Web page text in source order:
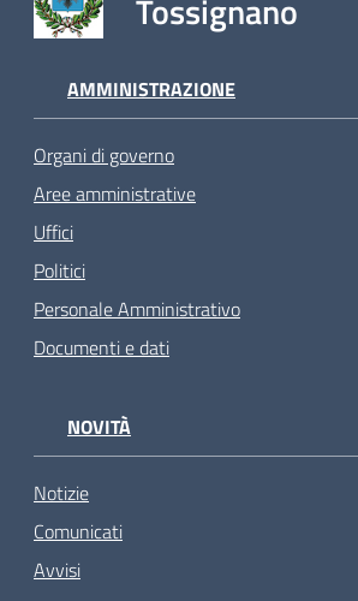
Tossignano
AMMINISTRAZIONE
Organi di governo
Aree amministrative
Uffici
Politici
Personale Amministrativo
Documenti e dati
NOVITÀ
Notizie
Comunicati
Avvisi